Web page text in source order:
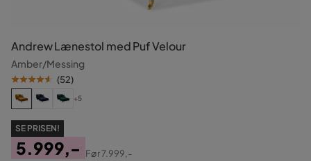
Andrew Lænestol med Puf Velour
Amber/Messing
(52)
+5
SE PRISEN!
5.999,-
Før7.999,-